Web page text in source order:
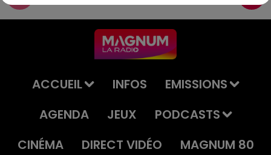
ACCUEIL INFOS
EMISSIONS
AGENDA
JEUX
PODCASTS
CINÉMA
DIRECT VIDÉO
MAGNUM 80